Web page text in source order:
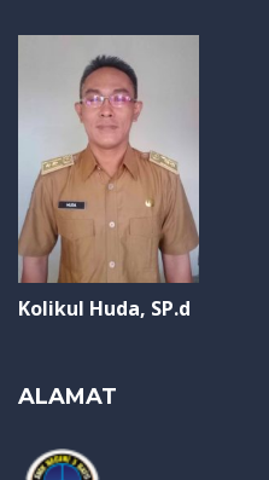
Kolikul Huda, SP.d
ALAMAT